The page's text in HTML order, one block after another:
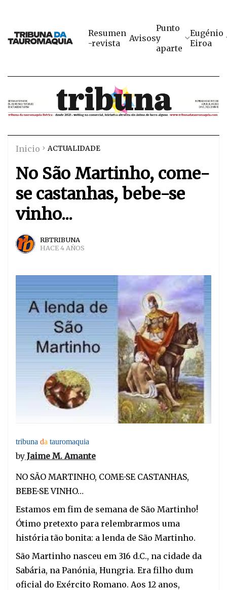
Resumen
-revista
Avisos
Punto
y
aparte
Eugénio
Eiroa
Inicio ACTUALIDADE
No São Martinho, come-
se castanhas, bebe-se
vinho...
RBTRIBUNA
HACE 4 AÑOS
tribuna da tauromaquia
by Jaime M. Amante
NO SÃO MARTINHO, COME-SE CASTANHAS,
BEBE-SE VINHO…
Estamos em fim de semana de São Martinho!
Ótimo pretexto para relembrarmos uma
história tão bonita: a lenda de São Martinho.
São Martinho nasceu em 316 d.C., na cidade da
Sabária, na Panónia, Hungria. Era filho dum
oficial do Exército Romano. Aos 12 anos,